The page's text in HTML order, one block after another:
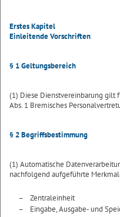
Erstes Kapitel
Einleitende Vorschriften
§ 1Geltungsbereich
(1) Diese Dienstvereinbarung gilt
Abs. 1 Bremisches
§ 2 Begriffsbestimmung
(1) Automatische
nachfolgend aufgeführte
– Zentraleinheit
– Eingabe, Ausgabe- und